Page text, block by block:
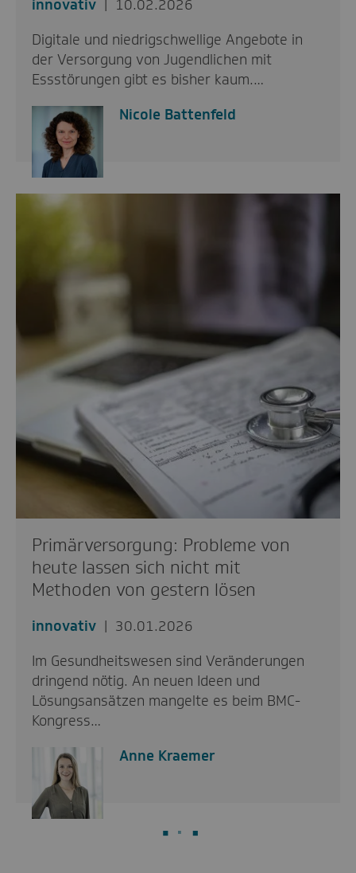
innovativ
10.02.2026
Digitale und niedrigschwellige Angebote in
der Versorgung von Jugendlichen mit
Essstörungen gibt es bisher kaum.…
Nicole Battenfeld
Primärversorgung: Probleme von
heute lassen sich nicht mit
Methoden von gestern lösen
innovativ
30.01.2026
Im Gesundheitswesen sind Veränderungen
dringend nötig. An neuen Ideen und
Lösungsansätzen mangelte es beim BMC-
Kongress…
Anne Kraemer